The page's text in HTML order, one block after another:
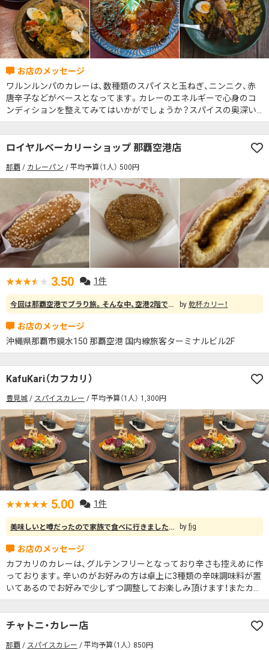
ワルンルンパのカレーは、数種類のスパイスと玉ねぎ、ニンニク、赤
唐辛子などがベースとなってます。カレーのエネルギーで心身のコ
ンディションを整えてみてはいかがでしょうか？スパイスの奥深い
旨みをぜひ味わってみてください♪
ロイヤルベーカリーショップ 那覇空港店
那覇 カレーパン 平均予算（1人） 500円
3.50 1件
今回は那覇空港でブラり旅。そんな中、空港2階で美味しそうなカレーパン（「鹿児島県産 黒豚カレーパン」と「佐賀牛カレーパン」）を発見したので、「鹿児島県産 黒豚カレーパン」をテイクアウト購入しました。 味はしっかりしていて肉もゴロゴロ入っていました。 味はよくある普通のカレーで、どちらかというとお肉で勝負してる感じでした。 袋は大きめですが開けてみるとカレーパン自体はあまり大きくなく1個420円は少し高く感じましたが、那覇空港内にあり立地も良いので、沖縄発の便で帰る旅行者さんは朝食などにも良いと思います。 空港内の店舗ということを考えれば…あと少しパンが大きくて1個300～350円くらいなら、2個買っちゃうかも。 乾杯カリー！
沖縄県那覇市鏡水150 那覇空港 国内線旅客ターミナルビル2F
KafuKari（カフカリ）
豊見城 スパイスカレー 平均予算（1人） 1,300円
5.00 1件
美味しいと噂だったので家族で食べに行きました！おしゃれなカレーでとても美味しかったです。駐車場が狭く停めにくかった記憶があります。 fig
カフカリのカレーは、グルテンフリーとなっており辛さも控えめに作
っております。辛いのがお好みの方は卓上に3種類の辛味調味料が置
いてあるのでお好みで少しずつ調整してお楽しみ頂けます！またカフ
カリの一番の特徴は、フレンチシェフ仕込みの彩り豊かな副菜の種類
の多さ♪目で見ても美味しい一皿になるよう、またなるべく多くの種
類の野菜をとって身体に良いようにとの思いも込められたものとな
チャトニ・カレー店
那覇 スパイスカレー 平均予算（1人） 850円